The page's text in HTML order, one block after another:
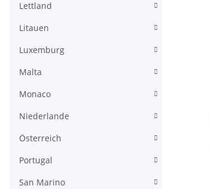
Lettland
Litauen
Luxemburg
Malta
Monaco
Niederlande
Österreich
Portugal
San Marino